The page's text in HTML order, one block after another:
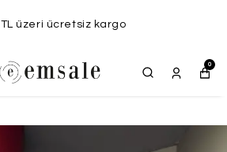
üzeri ücretsiz kargo
0